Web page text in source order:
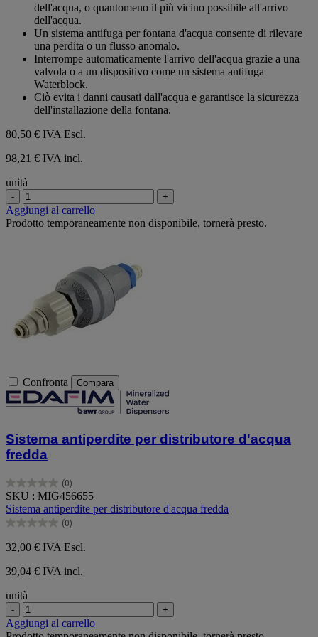
dell'acqua, o quantomeno il più vicino possibile all'arrivo
dell'acqua.
Un sistema antifuga per fontana d'acqua consente di rilevare
una perdita o un flusso anomalo.
Interrompe automaticamente l'arrivo dell'acqua grazie a una
valvola o a un dispositivo come un sistema antifuga
Waterblock.
Ciò evita i danni causati dall'acqua e garantisce la sicurezza
dell'installazione della fontana.
80,50 € IVA Escl.
98,21 € IVA incl.
unità
- +
Aggiungi al carrello
Prodotto temporaneamente non disponibile, tornerà presto.
Confronta Compara
Sistema antiperdite per distributore d'acqua
fredda
(0)
0.0
su
5
stelle.
SKU : MIG456655
Sistema antiperdite per distributore d'acqua fredda
(0)
0.0
su
5
stelle.
32,00 € IVA Escl.
39,04 € IVA incl.
unità
- +
Aggiungi al carrello